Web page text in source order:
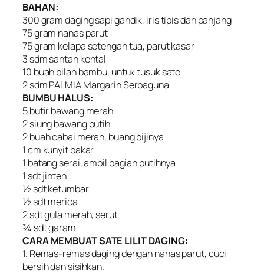
BAHAN:
300 gram daging sapi gandik, iris tipis dan panjang
75 gram nanas parut
75 gram kelapa setengah tua, parut kasar
3 sdm santan kental
10 buah bilah bambu, untuk tusuk sate
2 sdm PALMIA Margarin Serbaguna
BUMBU HALUS:
5 butir bawang merah
2 siung bawang putih
2 buah cabai merah, buang bijinya
1 cm kunyit bakar
1 batang serai, ambil bagian putihnya
1 sdt jinten
½ sdt ketumbar
½ sdt merica
2 sdt gula merah, serut
¾ sdt garam
CARA MEMBUAT SATE LILIT DAGING:
1. Remas-remas daging dengan nanas parut, cuci
bersih dan sisihkan.